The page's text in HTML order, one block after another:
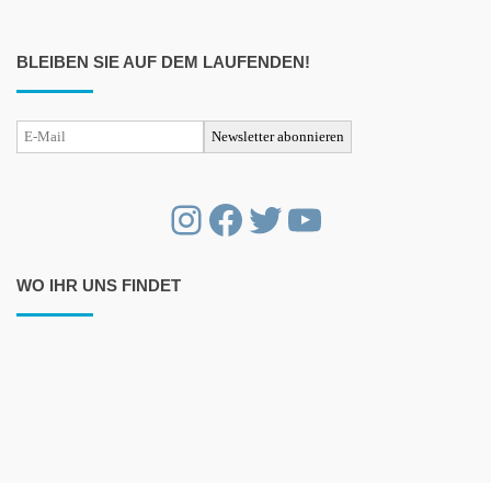
BLEIBEN SIE AUF DEM LAUFENDEN!
Instagram
Facebook
Twitter
YouTube
WO IHR UNS FINDET